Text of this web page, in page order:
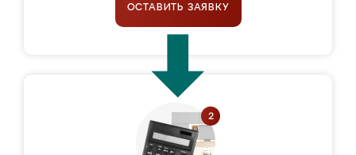
ОСТАВИТЬ ЗАЯВКУ